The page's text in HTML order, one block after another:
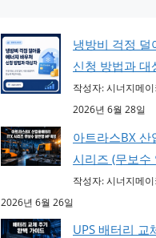
냉방비 걱정 덜
신청 방법과 대
작성자: 시너지메
2026년 6월 28일
아트라스BX 산
시리즈 (무보수
작성자: 시너지메
2026년 6월 26일
UPS 배터리 교